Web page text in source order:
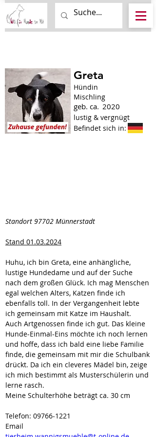
Greta
Hündin
Mischling
geb. ca. 2020
lustig & vergnügt
Befindet sich in:
Standort 97702 Münnerstadt
Stand 01.03.2024
Huhu, ich bin Greta, eine anhängliche,
lustige Hundedame und auf der Suche
nach dem großen Glück. Ich mag Menschen
egal welchen Alters, Katzen finde ich
ebenfalls toll. In der Vergangenheit lebte
ich gemeinsam mit Katze im Haushalt.
Auch Artgenossen finde ich gut. Das kleine
Hunde-Einmal-Eins möchte ich noch lernen
und hoffe, dass ich bald eine liebe Familie
finde, die gemeinsam mit mir die Schulbank
drückt. Da ich ein cleveres Mädel bin, zeige
ich mich bestimmt als Musterschülerin und
lerne rasch.
Meine Schulterhöhe beträgt ca. 30 cm
Telefon: 09766-1221
Email